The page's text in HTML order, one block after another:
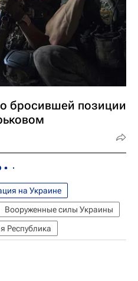
бросившей позиции
на Украине
Вооруженные силы Украины
Республика